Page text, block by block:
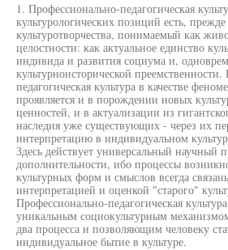
1. Профессионально-педагогическая
культурологических позиций есть,
культуротворчества, понимаемый как
целостности: как актуальное единство
индивида и развития социума и,
культурноисторической
педагогическая культура в качестве
проявляется и в порождении новых
ценностей, и в актуализации из
наследия уже существующих - через их
интерпретацию в индивидуальном
Здесь действует универсальный
дополнительности, ибо процессы
культурных форм и смыслов всегда
интерпретацией и оценкой "старого"
Профессионально-педагогическая
уникальным социокультурным
два процесса и позволяющим человеку
индивидуальное бытие в культуре.